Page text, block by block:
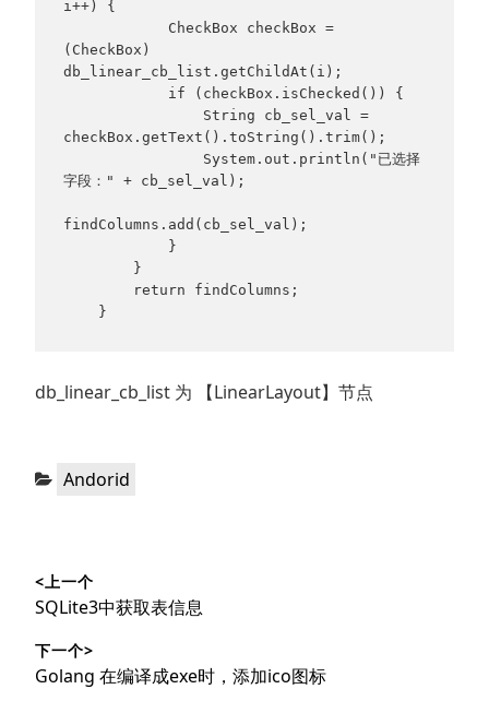
i++) {
(CheckBox)
db_linear_cb_list.getChildAt(i);
checkBox.getText().toString().trim();
字段：" + cb_sel_val);
findColumns.add(cb_sel_val);
    }
db_linear_cb_list 为 【LinearLayout】节点
分 Andorid
章
导
航
<上一个
上
文
章：
SQLite3中获取表信息
下一个>
下
Golang 在编译成exe时，添加ico图标